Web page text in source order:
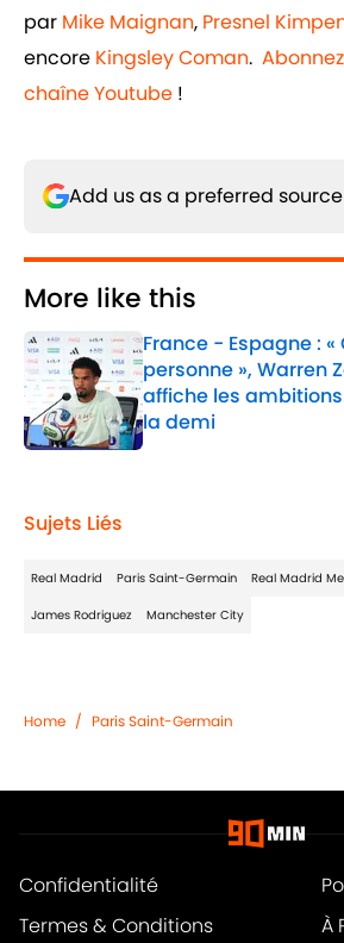
par Mike Maignan, Presnel
encore Kingsley Coman.
chaîne Youtube !
Add us as a preferred
More like this
France - Espagne :
personne », Warren
affiche les
la demi
Published by on Invalid
Sujets Liés
Real Madrid Paris Saint-Germain Real Madrid
James Rodriguez Manchester City
Home / Paris Saint-Germain
Confidentialité
Termes & Conditions
À